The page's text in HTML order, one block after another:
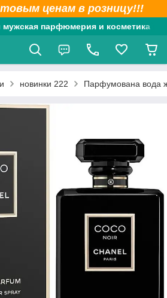
ценам в розницу!!!
мужская парфюмерия и косметика
новинки 222 Парфумована вода